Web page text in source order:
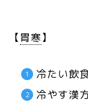
【胃寒】
冷たい飲
冷やす漢